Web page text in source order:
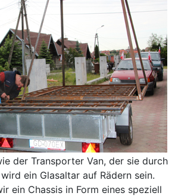
der Transporter Van, der sie durch
ein Glasaltar auf Rädern sein.
ein Chassis in Form eines speziell